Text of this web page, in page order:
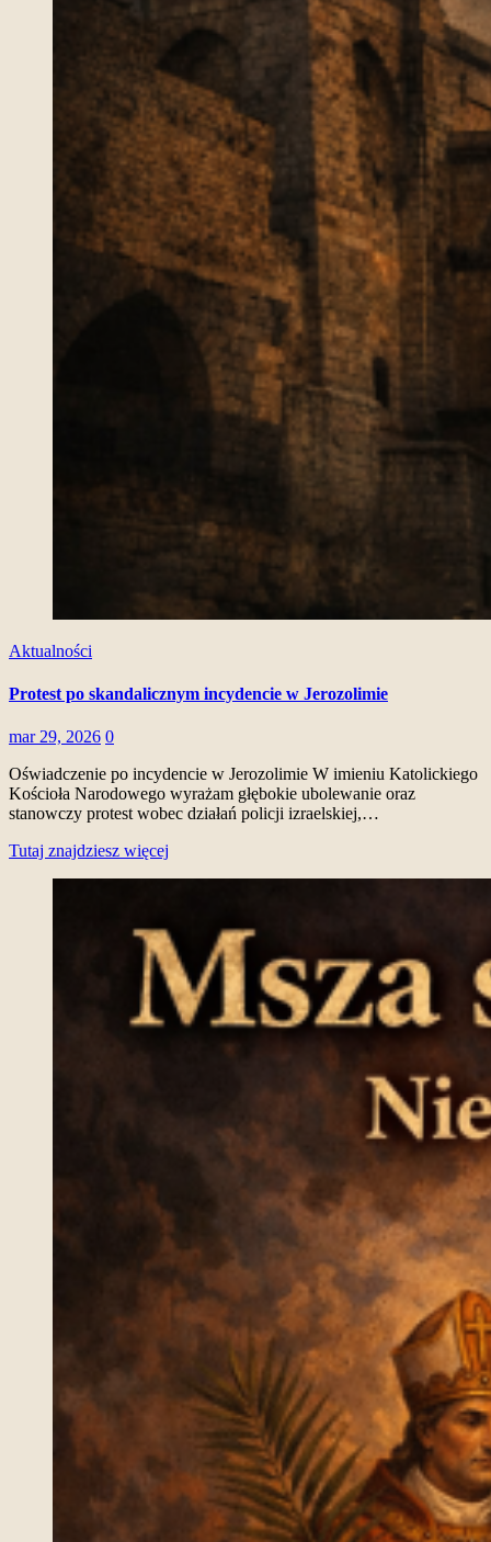
Aktualności
Protest po skandalicznym incydencie w Jerozolimie
mar 29, 2026 0
Oświadczenie po incydencie w Jerozolimie W imieniu Katolickiego
Kościoła Narodowego wyrażam głębokie ubolewanie oraz
stanowczy protest wobec działań policji izraelskiej,…
Tutaj znajdziesz więcej